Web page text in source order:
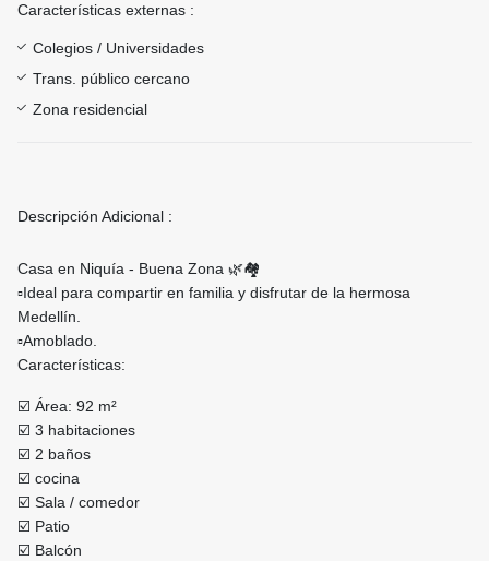
Características externas :
Colegios / Universidades
Trans. público cercano
Zona residencial
Descripción Adicional :
Casa en Niquía - Buena Zona 🌿🏘️
▫️Ideal para compartir en familia y disfrutar de la hermosa
Medellín.
▫️Amoblado.
Características:
☑️ Área: 92 m²
☑️ 3 habitaciones
☑️ 2 baños
☑️ cocina
☑️ Sala / comedor
☑️ Patio
☑️ Balcón